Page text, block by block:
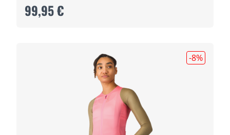
99,95 €
-8%